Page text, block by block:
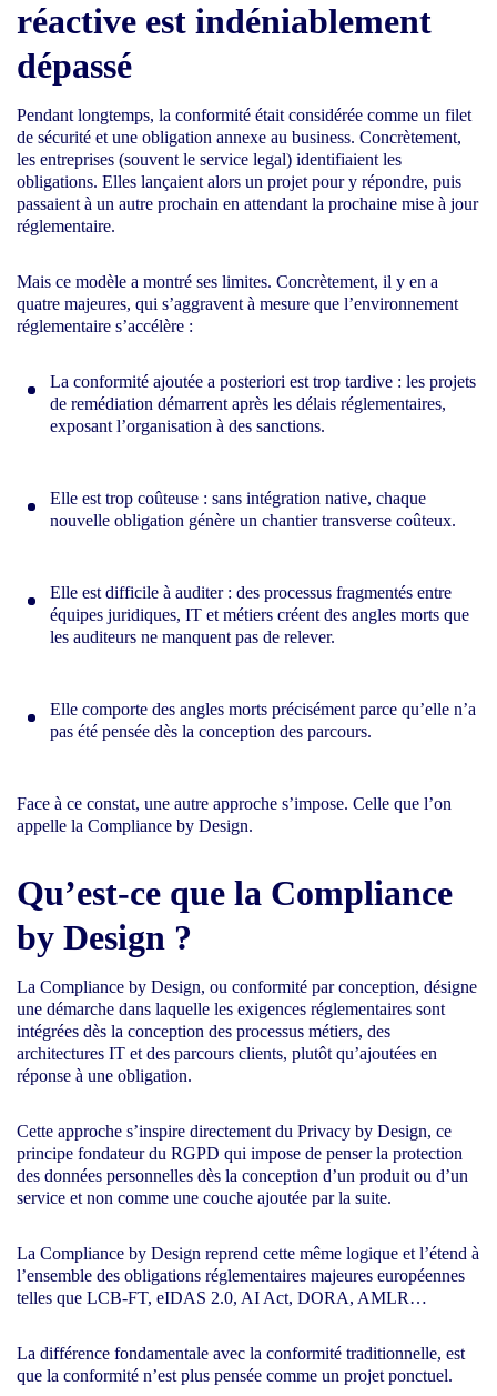
réactive est indéniablement
dépassé
Pendant longtemps, la conformité était considérée comme un filet
de sécurité et une obligation annexe au business. Concrètement,
les entreprises (souvent le service legal) identifiaient les
obligations. Elles lançaient alors un projet pour y répondre, puis
passaient à un autre prochain en attendant la prochaine mise à jour
réglementaire.
Mais ce modèle a montré ses limites. Concrètement, il y en a
quatre majeures, qui s’aggravent à mesure que l’environnement
réglementaire s’accélère :
La conformité ajoutée a posteriori est trop tardive : les projets
de remédiation démarrent après les délais réglementaires,
exposant l’organisation à des sanctions.
Elle est trop coûteuse : sans intégration native, chaque
nouvelle obligation génère un chantier transverse coûteux.
Elle est difficile à auditer : des processus fragmentés entre
équipes juridiques, IT et métiers créent des angles morts que
les auditeurs ne manquent pas de relever.
Elle comporte des angles morts précisément parce qu’elle n’a
pas été pensée dès la conception des parcours.
Face à ce constat, une autre approche s’impose. Celle que l’on
appelle la Compliance by Design.
Qu’est-ce que la Compliance
by Design ?
La Compliance by Design, ou conformité par conception, désigne
une démarche dans laquelle les exigences réglementaires sont
intégrées dès la conception des processus métiers, des
architectures IT et des parcours clients, plutôt qu’ajoutées en
réponse à une obligation.
Cette approche s’inspire directement du Privacy by Design, ce
principe fondateur du RGPD qui impose de penser la protection
des données personnelles dès la conception d’un produit ou d’un
service et non comme une couche ajoutée par la suite.
La Compliance by Design reprend cette même logique et l’étend à
l’ensemble des obligations réglementaires majeures européennes
telles que LCB-FT, eIDAS 2.0, AI Act, DORA, AMLR…
La différence fondamentale avec la conformité traditionnelle, est
que la conformité n’est plus pensée comme un projet ponctuel.